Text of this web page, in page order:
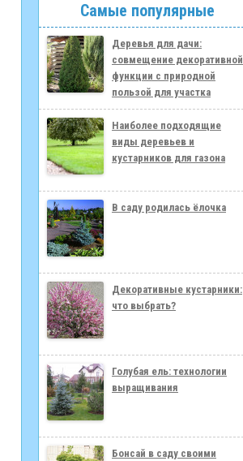
Самые популярные
Деревья для дачи:
совмещение декоративной
функции с природной
пользой для участка
Наиболее подходящие
виды деревьев и
кустарников для газона
В саду родилась ёлочка
Декоративные кустарники:
что выбрать?
Голубая ель: технологии
выращивания
Бонсай в саду своими